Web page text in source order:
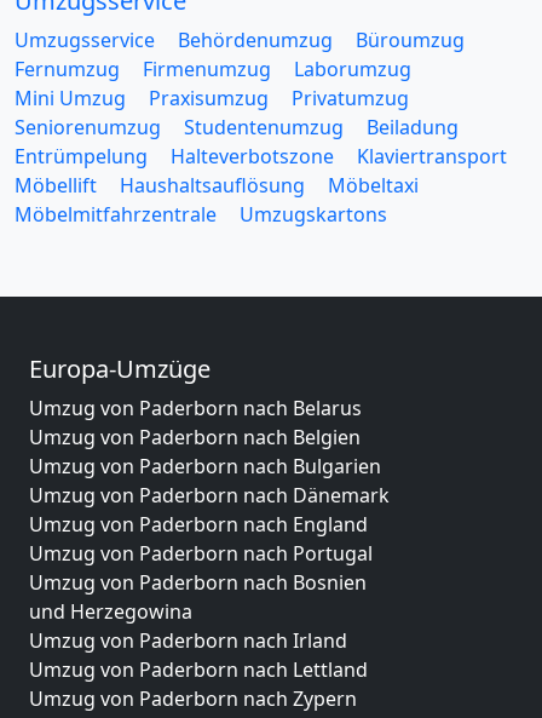
Umzugsservice Behördenumzug
Büroumzug
Fernumzug
Firmenumzug
Laborumzug
Mini Umzug
Praxisumzug
Privatumzug
Seniorenumzug
Studentenumzug
Beiladung
Entrümpelung
Halteverbotszone
Klaviertransport
Möbellift
Haushaltsauflösung
Möbeltaxi
Möbelmitfahrzentrale
Umzugskartons
Europa-Umzüge
Umzug von Paderborn nach Belarus
Umzug von Paderborn nach Belgien
Umzug von Paderborn nach Bulgarien
Umzug von Paderborn nach Dänemark
Umzug von Paderborn nach England
Umzug von Paderborn nach Portugal
Umzug von Paderborn nach Bosnien
und Herzegowina
Umzug von Paderborn nach Irland
Umzug von Paderborn nach Lettland
Umzug von Paderborn nach Zypern